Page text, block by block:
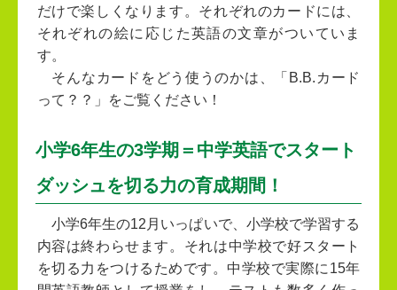
だけで楽しくなります。それぞれのカードには、
それぞれの絵に応じた英語の文章がついていま
す。
そんなカードをどう使うのかは、「B.B.カード
って？？」をご覧ください！
小学6年生の3学期＝中学英語でスタート
ダッシュを切る力の育成期間！
小学6年生の12月いっぱいで、小学校で学習する
内容は終わらせます。それは中学校で好スタート
を切る力をつけるためです。中学校で実際に15年